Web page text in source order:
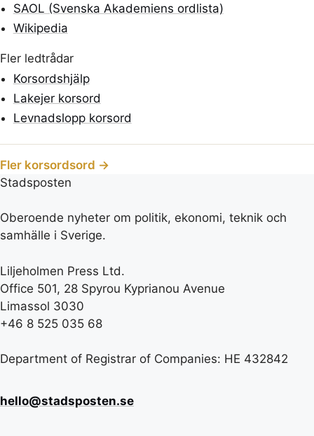
SAOL (Svenska Akademiens ordlista)
Wikipedia
Fler ledtrådar
Korsordshjälp
Lakejer korsord
Levnadslopp korsord
Fler korsordsord →
Stadsposten
Oberoende nyheter om politik, ekonomi, teknik och
samhälle i Sverige.
Liljeholmen Press Ltd.
Office 501, 28 Spyrou Kyprianou Avenue
Limassol 3030
+46 8 525 035 68
Department of Registrar of Companies: HE 432842
hello@stadsposten.se